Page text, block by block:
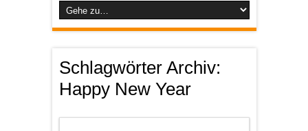
Schlagwörter Archiv:
Happy New Year